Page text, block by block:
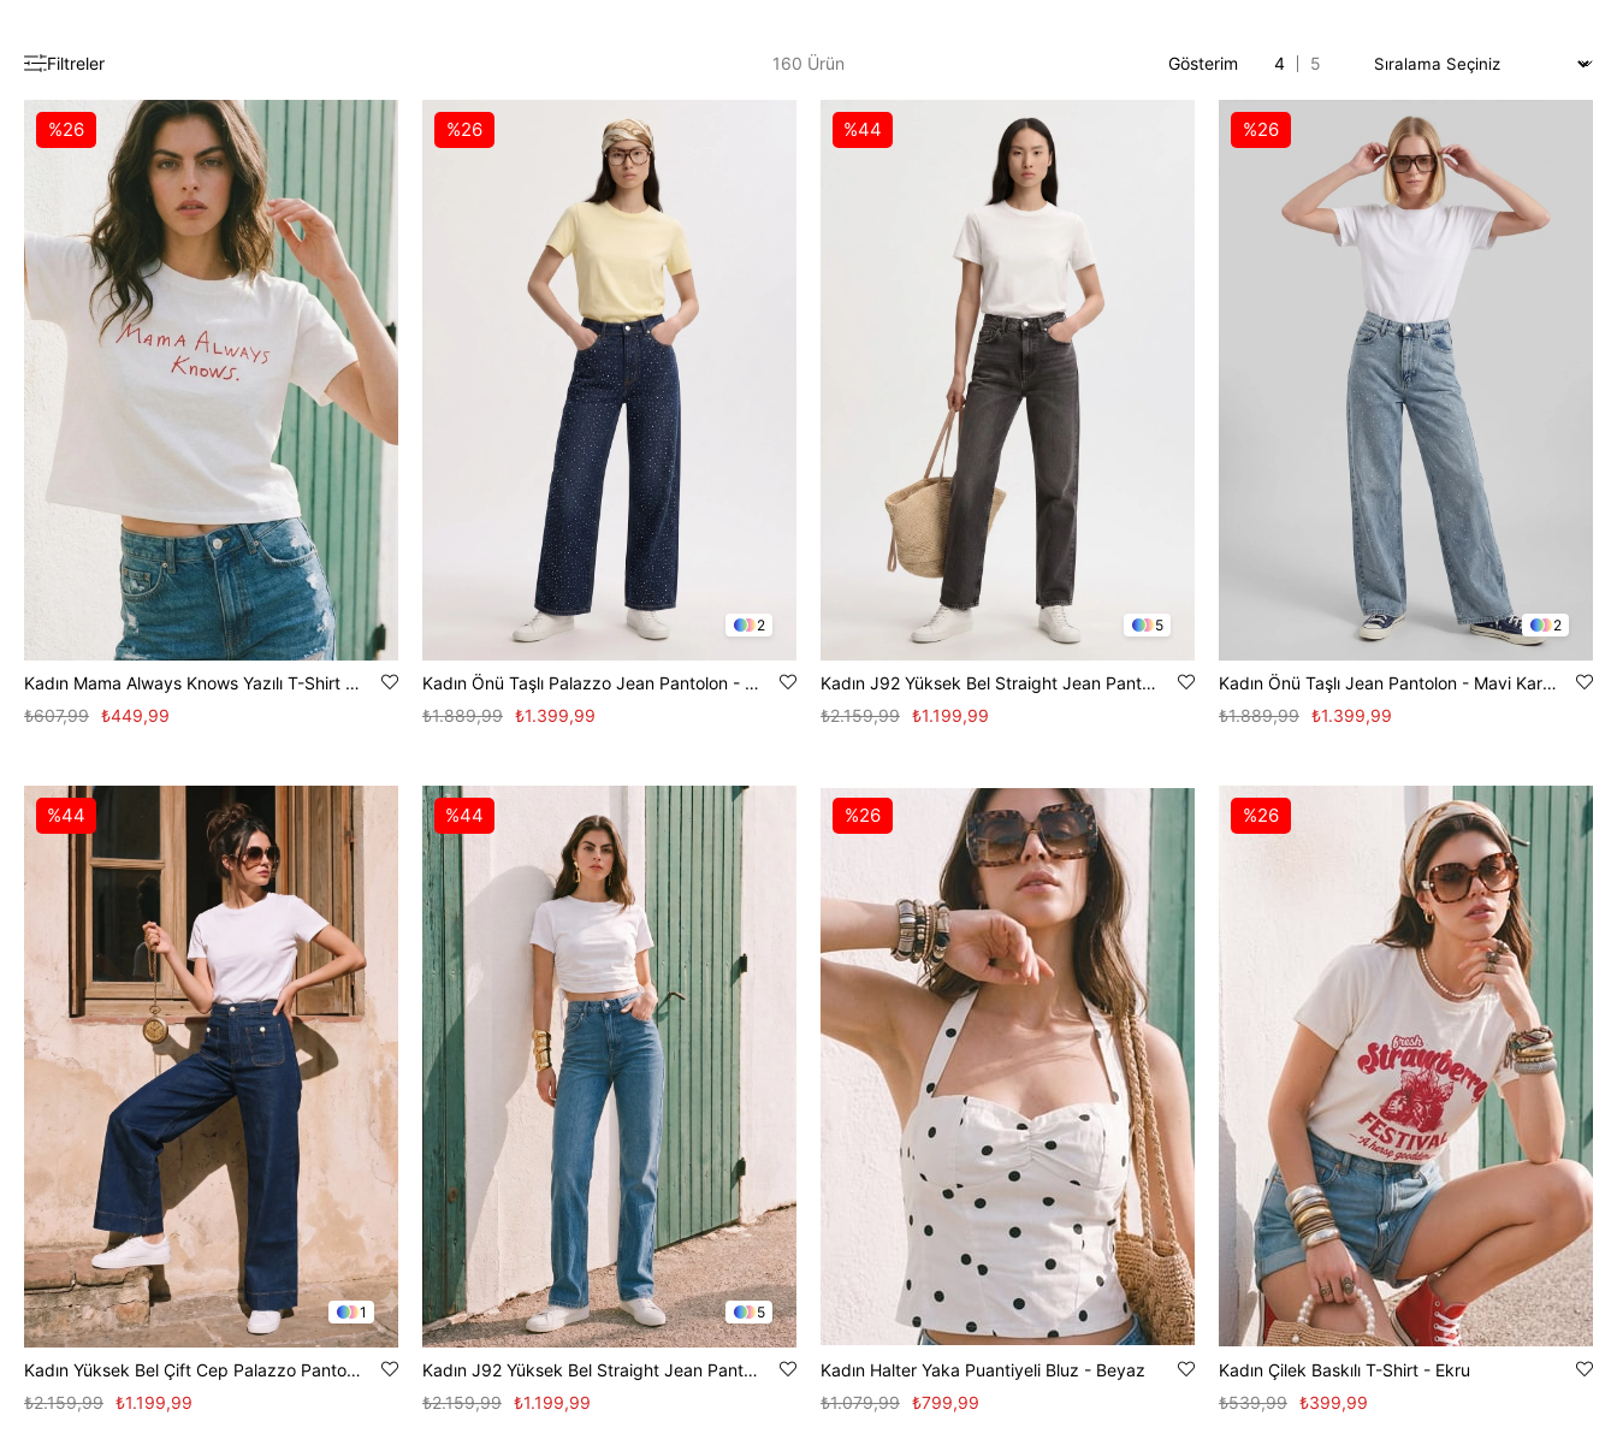
Filtreler 160 Ürün
Kadın Mama Always Knows Yazılı T-Shirt - Ekru
₺449,99
₺607,99
%26
2
Kadın Önü Taşlı Palazzo Jean Pantolon - Mavi Rins Y.
₺1.399,99
₺1.889,99
%26
5
Kadın J92 Yüksek Bel Straight Jean Pantolon - Antrasit
₺1.199,99
₺2.159,99
%44
2
Kadın Önü Taşlı Jean Pantolon - Mavi Kar Y.
₺1.399,99
₺1.889,99
%26
1
Kadın Yüksek Bel Çift Cep Palazzo Pantolon - Lacivert
₺1.199,99
₺2.159,99
%44
5
Kadın J92 Yüksek Bel Straight Jean Pantolon - Açık Mavi
₺1.199,99
₺2.159,99
%44
Kadın Halter Yaka Puantiyeli Bluz - Beyaz
₺799,99
₺1.079,99
%26
Kadın Çilek Baskılı T-Shirt - Ekru
₺399,99
₺539,99
%26